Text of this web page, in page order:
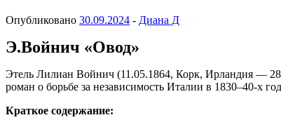
Опубликовано 30.09.2024 - Диана Д
Э.Войнич «Овод»
Этель Лилиан Войнич (11.05.1864, Корк, Ирландия —
роман о борьбе за независимость Италии в 1830–40-х
Краткое содержание: